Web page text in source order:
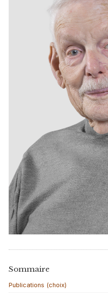
Sommaire
Publications (choix)